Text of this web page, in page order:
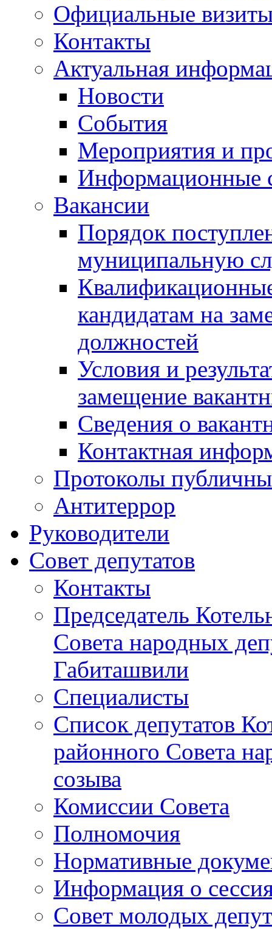
Официальные
Контакты
Актуальная
Новости
События
Мероприятия и
Информационные
Вакансии
Порядок
муниципальную
кандидатам на
должностей
Условия и
замещение
Сведения о
Контактная
Протоколы
Антитеррор
Руководители
Совет депутатов
Контакты
Председатель
Совета народных
Габиташвили
Специалисты
Список депутатов
районного Совета
созыва
Комиссии Совета
Полномочия
Нормативные
Информация о
Совет молодых